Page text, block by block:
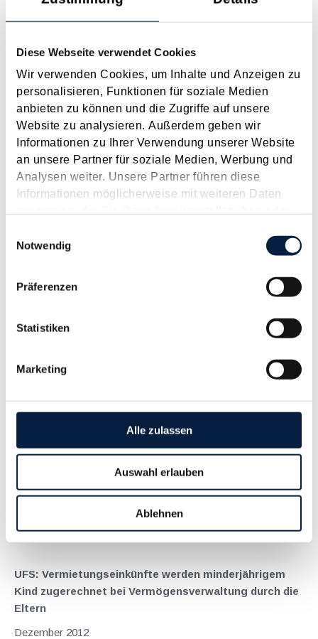
Diese Webseite verwendet Cookies
Wir verwenden Cookies, um Inhalte und Anzeigen zu
personalisieren, Funktionen für soziale Medien
anbieten zu können und die Zugriffe auf unsere
Website zu analysieren. Außerdem geben wir
Informationen zu Ihrer Verwendung unserer Website
an unsere Partner für soziale Medien, Werbung und
Analysen weiter. Unsere Partner führen diese
Informationen möglicherweise mit weiteren Daten
gesammelt haben.
Notwendig
Präferenzen
Statistiken
Marketing
Alle zulassen
Auswahl erlauben
Ablehnen
Anspruch auf Familienbeihilfe bei geschiedenen Eltern
Einleitung und Kernaussage der Entscheidung Das
Bundesfinanzgericht (GZ RV/7103366/2025 vom 10.02.2026)
hatte sich mit der Frage auseinanderzusetzen, welchem
Elternteil nach einer Scheidung die Familienbeihilfe zusteht,
wenn sich das Kind tatsächlich überwiegend im Haushalt
Langtext
empfehlen drucken
Highlights aus dem Abgabenänderungsgesetz 2015
Januar 2016
Veränderungen, welche überwiegend ab 1.1.2016 gelten.
gekommwen, welche erst durch...
welcher im Begutachtungsentwurf vorliegt, sieht einige
Erläuterungen und Klarstellungen vor. Nachfolgend werden
ausgewählte Aspekte der Meinung der Finanzverwaltung
näher dargestellt. Ausgestaltung von...
Langtext
empfehlen drucken
UFS: Vermietungseinkünfte werden minderjährigem
Kind zugerechnet bei Vermögensverwaltung durch die
Eltern
Dezember 2012